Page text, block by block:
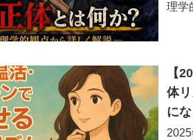
理学
【
体
に